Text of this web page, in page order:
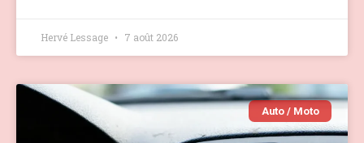
Hervé Lessage 7 août 2026
Auto / Moto